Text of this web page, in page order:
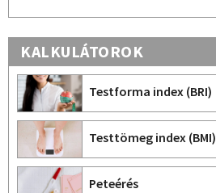
KALKULÁTOROK
Testforma index (BRI)
Testtömeg index (BMI)
Peteérés